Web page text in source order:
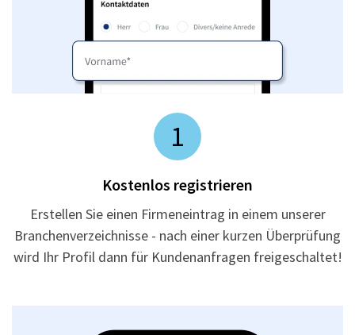
1
Kostenlos registrieren
Erstellen Sie einen Firmeneintrag in einem unserer
Branchenverzeichnisse - nach einer kurzen Überprüfung
wird Ihr Profil dann für Kundenanfragen freigeschaltet!